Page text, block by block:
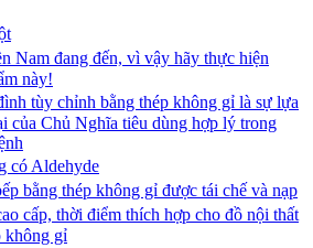
Nam đang đến, vì vậy hãy thực hiện
này!
tùy chỉnh bằng thép không gỉ là sự lựa
của Chủ Nghĩa tiêu dùng hợp lý trong
có Aldehyde
bằng thép không gỉ được tái chế và nạp
cấp, thời điểm thích hợp cho đồ nội thất
không gỉ